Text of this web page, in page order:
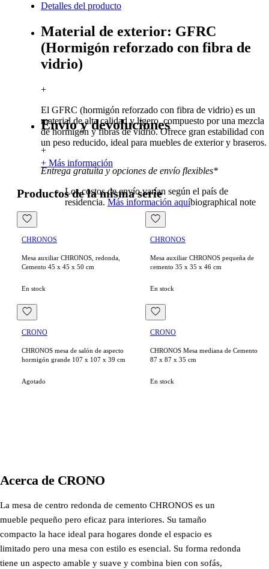
Detalles del producto
Material de exterior: GFRC
(Hormigón reforzado con fibra de
vidrio)
+
El GFRC (hormigón reforzado con fibra de vidrio) es un
material de alta calidad y ligero, compuesto por una mezcla
de hormigón y fibras de vidrio. Ofrece gran estabilidad con
un peso reducido, ideal para muebles de exterior y braseros.
+ Más información
Envío y devoluciones
+
Entrega gratuita y opciones de envío flexibles*
Los costos de envío varían según el país de
residencia. Más información aquíbiographical note
Productos de la misma serie
CHRONOS
Mesa auxiliar CHRONOS, redonda,
Cemento 45 x 45 x 50 cm
En stock
CHRONOS
Mesa auxiliar CHRONOS pequeña de
cemento 35 x 35 x 46 cm
En stock
CRONO
CHRONOS mesa de salón de aspecto
hormigón grande 107 x 107 x 39 cm
Agotado
CRONO
CHRONOS Mesa mediana de Cemento
87 x 87 x 35 cm
En stock
Acerca de CRONO
La mesa de centro redonda de cemento CHRONOS es un
mueble pequeño pero eficaz para interiores. Su tamaño
compacto la hace ideal para hogares donde el espacio es
limitado pero una mesa con estilo es esencial. Su forma redonda
tiene un aspecto amable y suave y combina bien con sofás,